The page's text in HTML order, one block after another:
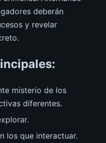
deberán
y revelar
misterio de los
diferentes.
los que interactuar.